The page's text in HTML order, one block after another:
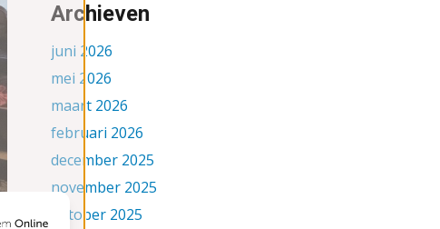
Archieven
juni 2026
mei 2026
maart 2026
februari 2026
december 2025
november 2025
oktober 2025